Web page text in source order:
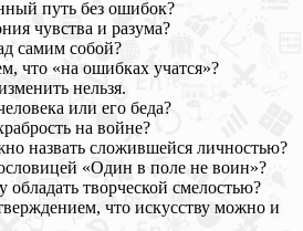
путь без ошибок?
чувства и разума?
самим собой?
что «на ошибках учатся»?
нельзя.
или его беда?
на войне?
назвать сложившейся личностью?
«Один в поле не воин»?
творческой смелостью?
что искусству можно и